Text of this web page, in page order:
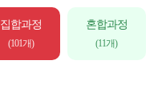
집합과정
(101개)
혼합과정
(11개)